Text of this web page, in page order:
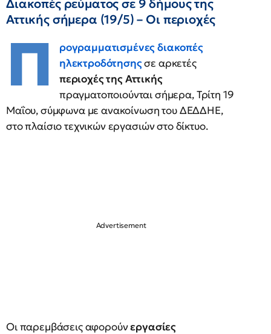
Διακοπές ρεύματος σε 9 δήμους της
Αττικής σήμερα (19/5) – Οι περιοχές
Π
ρογραμματισμένες διακοπές
ηλεκτροδότησηςσε αρκετές
περιοχές της Αττικής
πραγματοποιούνται σήμερα, Τρίτη 19
Μαΐου, σύμφωνα με ανακοίνωση του ΔΕΔΔΗΕ,
στο πλαίσιο τεχνικών εργασιών στο δίκτυο.
Οι παρεμβάσεις αφορούνεργασίες